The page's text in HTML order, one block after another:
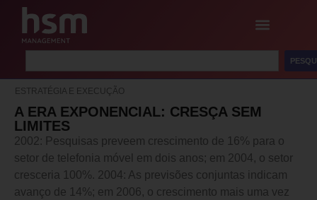
ESTRATÉGIA E EXECUÇÃO
A ERA EXPONENCIAL: CRESÇA SEM
LIMITES
2002: Pesquisas preveem crescimento de 16% para o
setor de telefonia móvel em dois anos; em 2004, o setor
cresceria 100%. 2004: As previsões conjuntas indicam
avanço de 14%; em 2006, o crescimento mais uma vez